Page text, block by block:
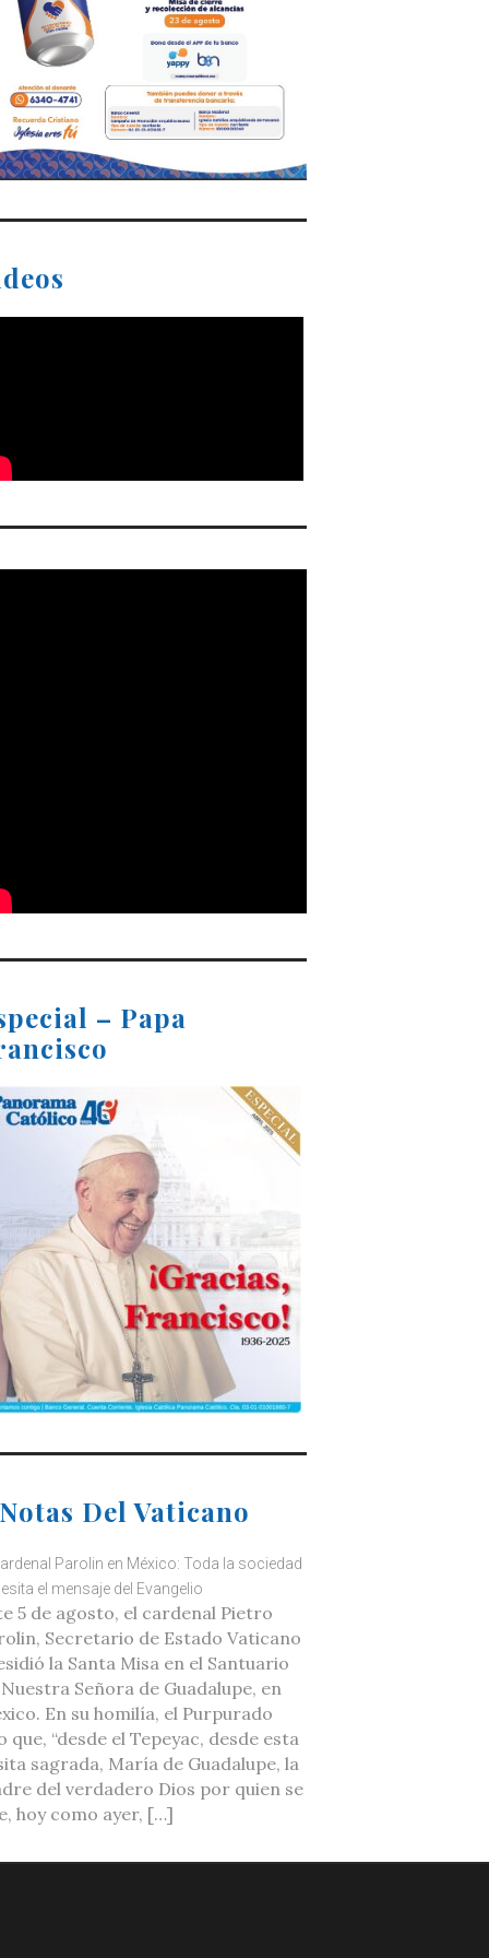
– Papa
Del Vaticano
Parolin en México: Toda la sociedad
el mensaje del Evangelio
5 de agosto, el cardenal Pietro
Secretario de Estado Vaticano
la Santa Misa en el Santuario
Señora de Guadalupe, en
En su homilía, el Purpurado
que, “desde el Tepeyac, desde esta
sagrada, María de Guadalupe, la
del verdadero Dios por quien se
hoy como ayer, […]